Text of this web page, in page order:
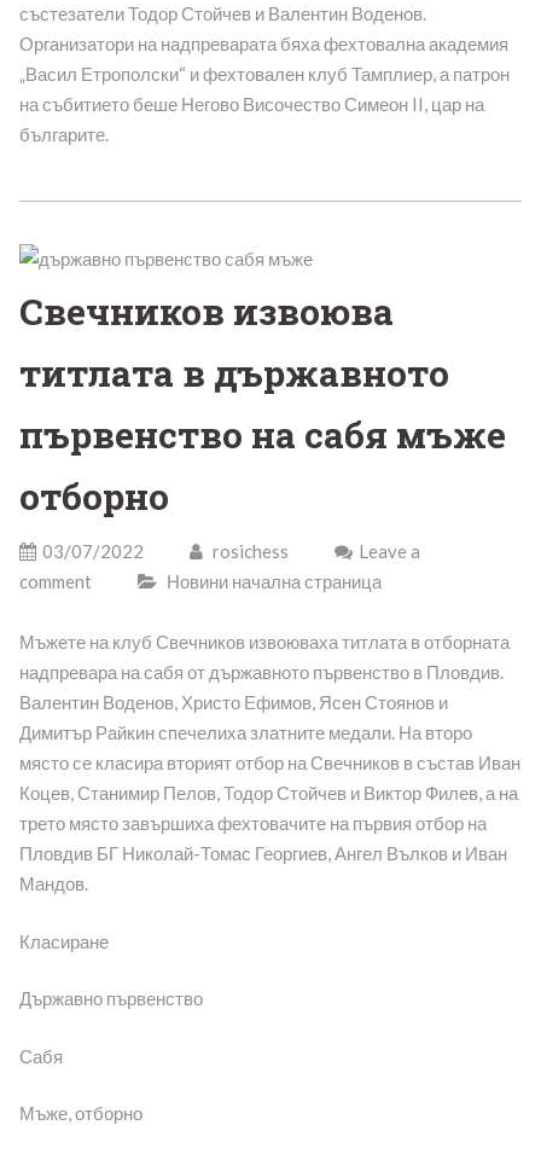
състезатели Тодор Стойчев и Валентин Воденов.
Организатори на надпреварата бяха фехтовална академия
„Васил Етрополски“ и фехтовален клуб Тамплиер, а патрон
на събитието беше Негово Височество Симеон II, цар на
българите.
Свечников извоюва
титлата в държавното
първенство на сабя мъже
отборно
03/07/2022 rosichess
Leave a
comment
Новини начална страница
Мъжете на клуб Свечников извоюваха титлата в отборната
надпревара на сабя от държавното първенство в Пловдив.
Валентин Воденов, Христо Ефимов, Ясен Стоянов и
Димитър Райкин спечелиха златните медали. На второ
място се класира вторият отбор на Свечников в състав Иван
Коцев, Станимир Пелов, Тодор Стойчев и Виктор Филев, а на
трето място завършиха фехтовачите на първия отбор на
Пловдив БГ Николай-Томас Георгиев, Ангел Вълков и Иван
Мандов.
Класиране
Държавно първенство
Сабя
Мъже, отборно